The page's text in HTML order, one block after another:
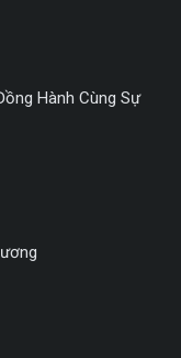
Hành Cùng Sự